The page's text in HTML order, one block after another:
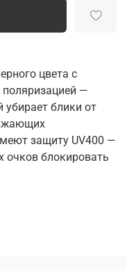
цвета с
поляризацией —
блики от
защиту UV400 —
очков блокировать